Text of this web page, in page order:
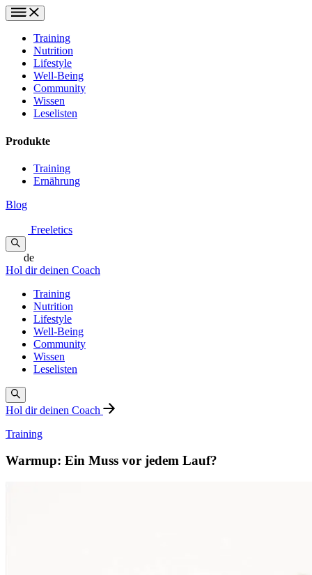
Training
Nutrition
Lifestyle
Well-Being
Community
Wissen
Leselisten
Produkte
Training
Ernährung
Blog
Freeletics
de
Hol dir deinen Coach
Training
Nutrition
Lifestyle
Well-Being
Community
Wissen
Leselisten
Hol dir deinen Coach
Training
Warmup: Ein Muss vor jedem Lauf?